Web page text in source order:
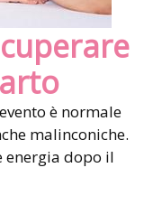
è normale
malinconiche.
energia dopo il